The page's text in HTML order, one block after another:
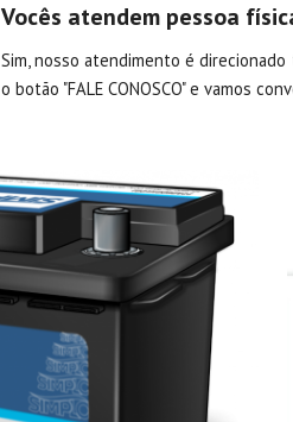
Vocês atendem pessoa
Sim, nosso atendimento é
o botão "FALE CONOSCO" e vamos